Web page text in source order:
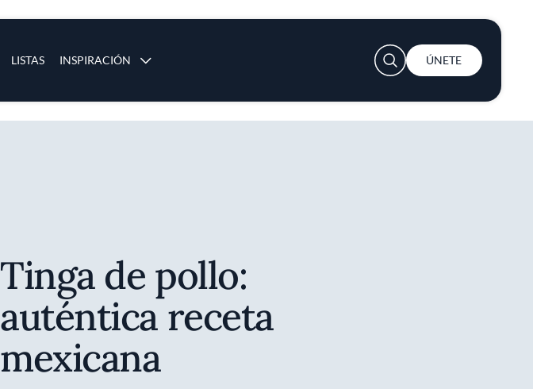
LISTAS INSPIRACIÓN
User account menu
ÚNETE
Tinga de pollo:
auténtica receta
mexicana